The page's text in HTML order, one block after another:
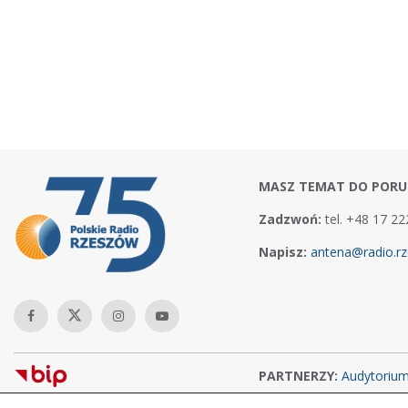
MASZ TEMAT DO
Zadzwoń: tel. +48 17
Napisz:
PARTNERZY: